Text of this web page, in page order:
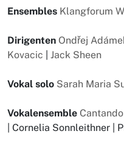
Ensembles Klangforum
Dirigenten Ondřej
Kovacic
Jack Sheen
Vokal solo Sarah Maria
Vokalensemble
| Cornelia Sonnleithner |